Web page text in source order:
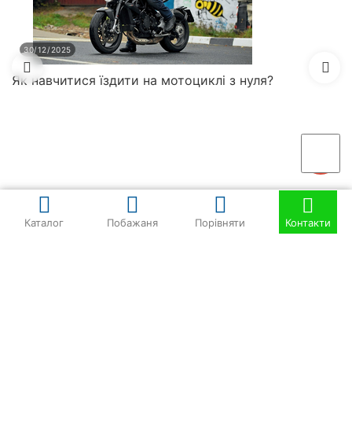
30/12/2025
Як навчитися їздити на мотоциклі з нуля?
Каталог Побажаня Порівняти Контакти